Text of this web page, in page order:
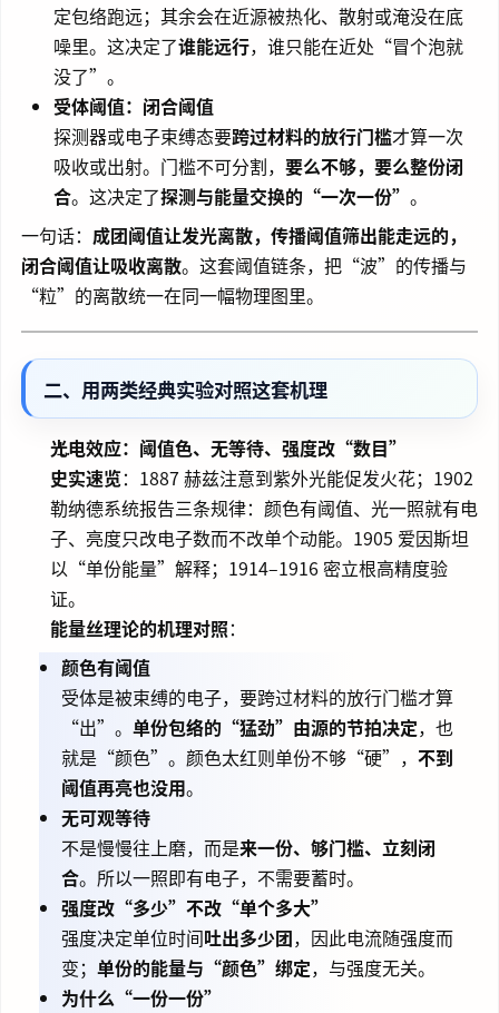
定包络跑远；其余会在近源被热化、散射或淹没在底
噪里。这决定了谁能远行，谁只能在近处“冒个泡就
没了”。
受体阈值：闭合阈值
探测器或电子束缚态要跨过材料的放行门槛才算一次
吸收或出射。门槛不可分割，要么不够，要么整份闭
合。这决定了探测与能量交换的“一次一份”。
一句话： 成团阈值让发光离散，传播阈值筛出能走远的，
闭合阈值让吸收离散。这套阈值链条，把“波”的传播与
“粒”的离散统一在同一幅物理图里。
二、用两类经典实验对照这套机理
光电效应：阈值色、无等待、强度改“数目”
史实速览：1887 赫兹注意到紫外光能促发火花；1902
勒纳德系统报告三条规律：颜色有阈值、光一照就有电
子、亮度只改电子数而不改单个动能。1905 爱因斯坦
以“单份能量”解释；1914–1916 密立根高精度验
证。
能量丝理论的机理对照：
颜色有阈值
受体是被束缚的电子，要跨过材料的放行门槛才算
“出”。 单份包络的“猛劲”由源的节拍决定，也
就是“颜色”。颜色太红则单份不够“硬”， 不到
阈值再亮也没用。
无可观等待
不是慢慢往上磨，而是来一份、够门槛、立刻闭
合。所以一照即有电子，不需要蓄时。
强度改“多少”不改“单个多大”
强度决定单位时间吐出多少团，因此电流随强度而
变； 单份的能量与“颜色”绑定，与强度无关。
为什么“一份一份”